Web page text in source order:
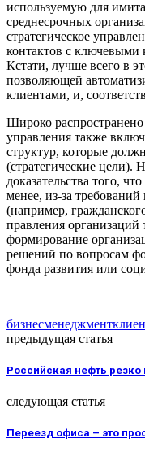
используемую для
среднесрочных
стратегическое
контактов с
Кстати, лучше всего в
позволяющей
клиентами, и,
Широко распространено
управления также
структур, которые
(стратегические цели).
доказательства того,
менее, из-за
(например,
правления организаций
формирование
решений по вопросам
фонда развития или
бизнесменеджмент
предыдущая статья
Российская нефть
следующая статья
Переезд офиса – это